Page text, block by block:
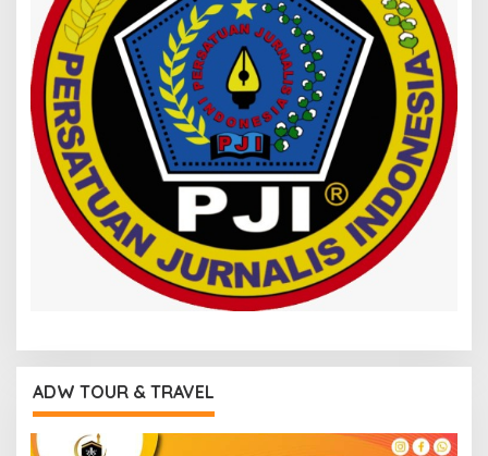
ADW TOUR & TRAVEL